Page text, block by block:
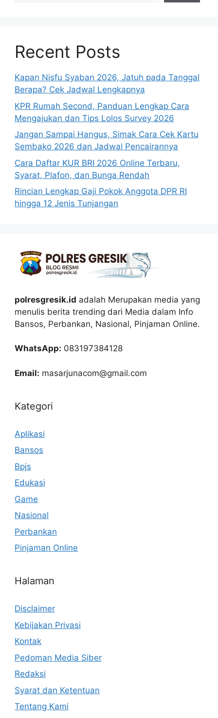
Recent Posts
Kapan Nisfu Syaban 2026, Jatuh pada Tanggal
Berapa? Cek Jadwal Lengkapnya
KPR Rumah Second, Panduan Lengkap Cara
Mengajukan dan Tips Lolos Survey 2026
Jangan Sampai Hangus, Simak Cara Cek Kartu
Sembako 2026 dan Jadwal Pencairannya
Cara Daftar KUR BRI 2026 Online Terbaru,
Syarat, Plafon, dan Bunga Rendah
Rincian Lengkap Gaji Pokok Anggota DPR RI
hingga 12 Jenis Tunjangan
polresgresik.id adalah Merupakan media yang
menulis berita trending dari Media dalam Info
Bansos, Perbankan, Nasional, Pinjaman Online.
WhatsApp: 083197384128
Email: masarjunacom@gmail.com
Kategori
Aplikasi
Bansos
Bpjs
Edukasi
Game
Nasional
Perbankan
Pinjaman Online
Halaman
Disclaimer
Kebijakan Privasi
Kontak
Pedoman Media Siber
Redaksi
Syarat dan Ketentuan
Tentang Kami